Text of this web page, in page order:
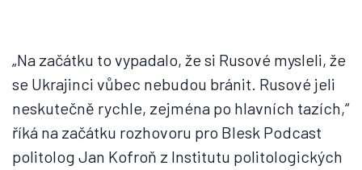
„Na začátku to vypadalo, že si Rusové mysleli, že
se Ukrajinci vůbec nebudou bránit. Rusové jeli
neskutečně rychle, zejména po hlavních tazích,“
říká na začátku rozhovoru pro Blesk Podcast
politolog Jan Kofroň z Institutu politologických